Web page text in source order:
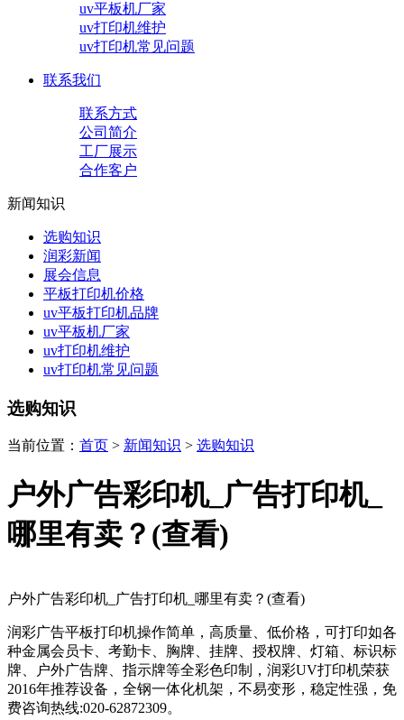
uv平板机厂家
uv打印机维护
uv打印机常见问题
联系我们
联系方式
公司简介
工厂展示
合作客户
新闻知识
选购知识
润彩新闻
展会信息
平板打印机价格
uv平板打印机品牌
uv平板机厂家
uv打印机维护
uv打印机常见问题
选购知识
当前位置： 首页 > 新闻知识 > 选购知识
户外广告彩印机_广告打印机_
哪里有卖？(查看)
户外广告彩印机_广告打印机_哪里有卖？(查看)
润彩广告平板打印机操作简单，高质量、低价格，可打印如各
种金属会员卡、考勤卡、胸牌、挂牌、授权牌、灯箱、标识标
牌、户外广告牌、指示牌等全彩色印制，润彩UV打印机荣获
2016年推荐设备，全钢一体化机架，不易变形，稳定性强，免
费咨询热线:020-62872309。